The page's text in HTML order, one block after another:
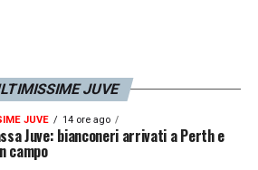
NOSTRE TOP NEWS
JUVE
JUVE 14 ore ago
Juve: bianconeri arrivati a Perth e
campo